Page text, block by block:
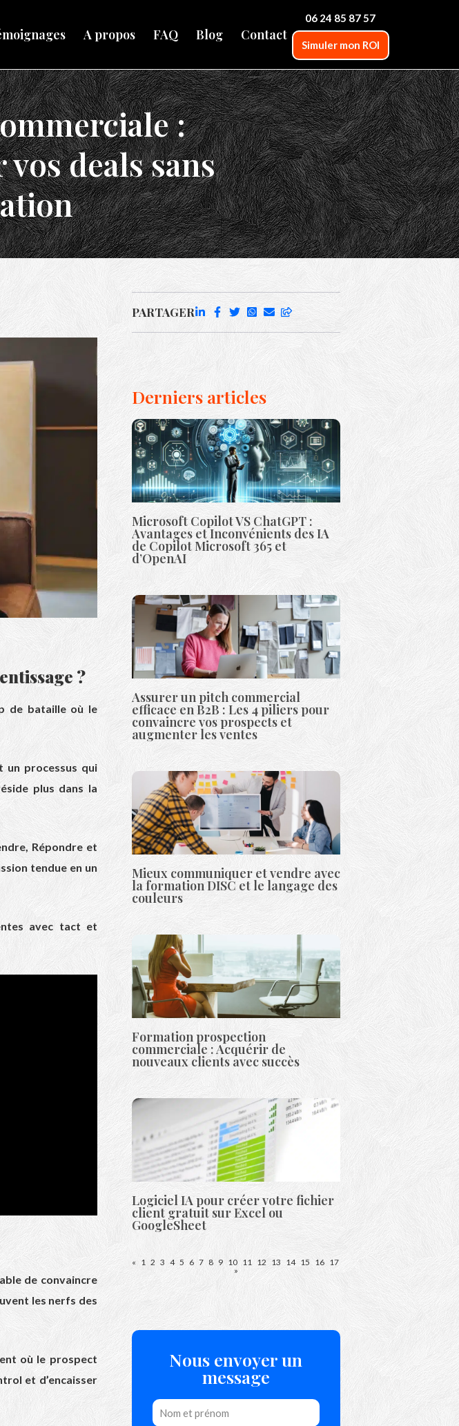
A propos FAQ Blog Contact
Simuler mon ROI
06 24 85 87 57
:
deals sans
?
de bataille où le
un processus qui
plus dans la
Répondre et
tendue en un
avec tact et
de convaincre
les nerfs des
où le prospect
et d’encaisser
PARTAGER
Derniers articles
Microsoft Copilot VS ChatGPT :
Avantages et Inconvénients des IA
de Copilot Microsoft 365 et
d’OpenAI
Assurer un pitch commercial
efficace en B2B : Les 4 piliers pour
convaincre vos prospects et
augmenter les ventes
Mieux communiquer et vendre avec
la formation DISC et le langage des
couleurs
Formation prospection
commerciale : Acquérir de
nouveaux clients avec succès
Logiciel IA pour créer votre fichier
client gratuit sur Excel ou
GoogleSheet
« 1 2 3 4 5 6 7 8 9 10 11 12 13 14 15 16 17
»
Nous envoyer un
message